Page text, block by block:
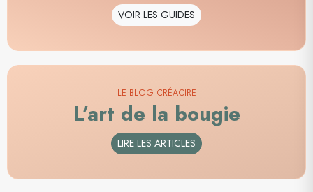
VOIR LES GUIDES
LE BLOG CRÉACIRE
L’art de la bougie
LIRE LES ARTICLES